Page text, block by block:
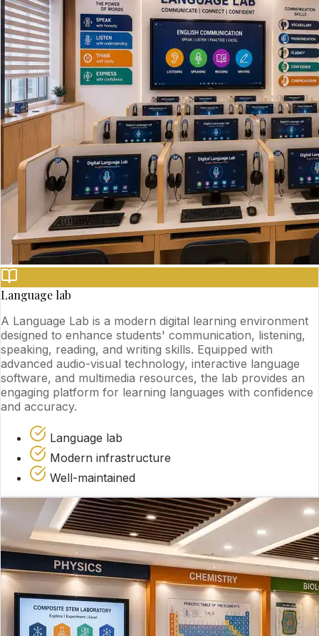
Language lab
A Language Lab is a modern digital learning environment
designed to enhance students' communication, listening,
speaking, reading, and writing skills. Equipped with
advanced audio-visual technology, interactive language
software, and multimedia resources, the lab provides an
engaging platform for learning languages with confidence
and accuracy.
Language lab
Modern infrastructure
Well-maintained